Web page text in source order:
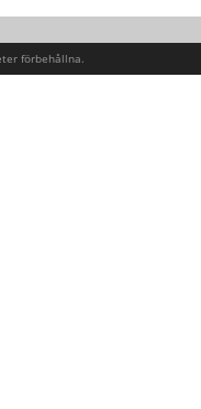
förbehållna.